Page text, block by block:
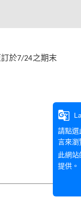
於7/24之期末
g_translate
請點選
言來瀏
此網站
提供。